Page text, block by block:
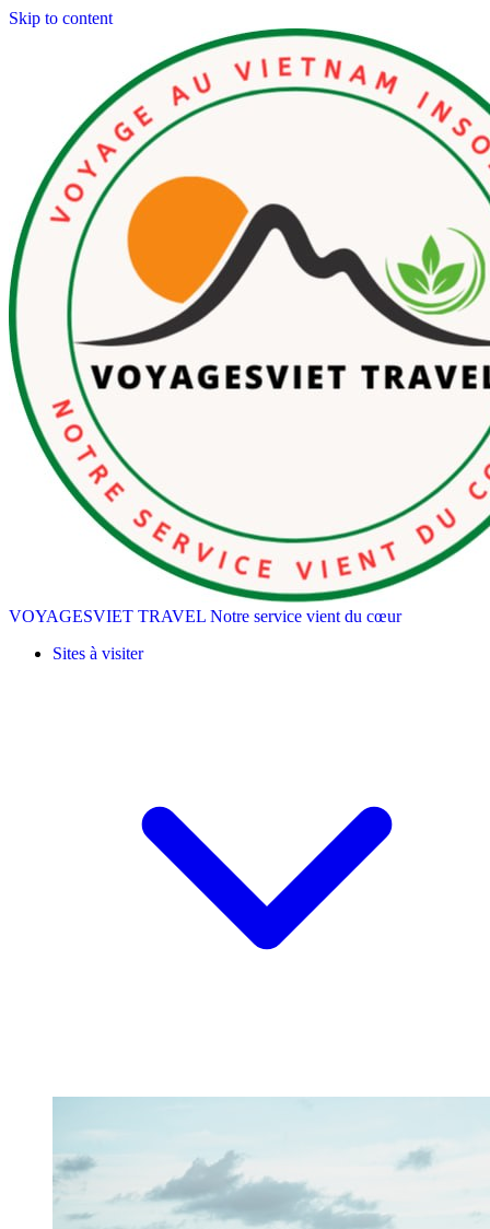
Skip to content
VOYAGESVIET TRAVEL Notre service vient du cœur
Sites à visiter